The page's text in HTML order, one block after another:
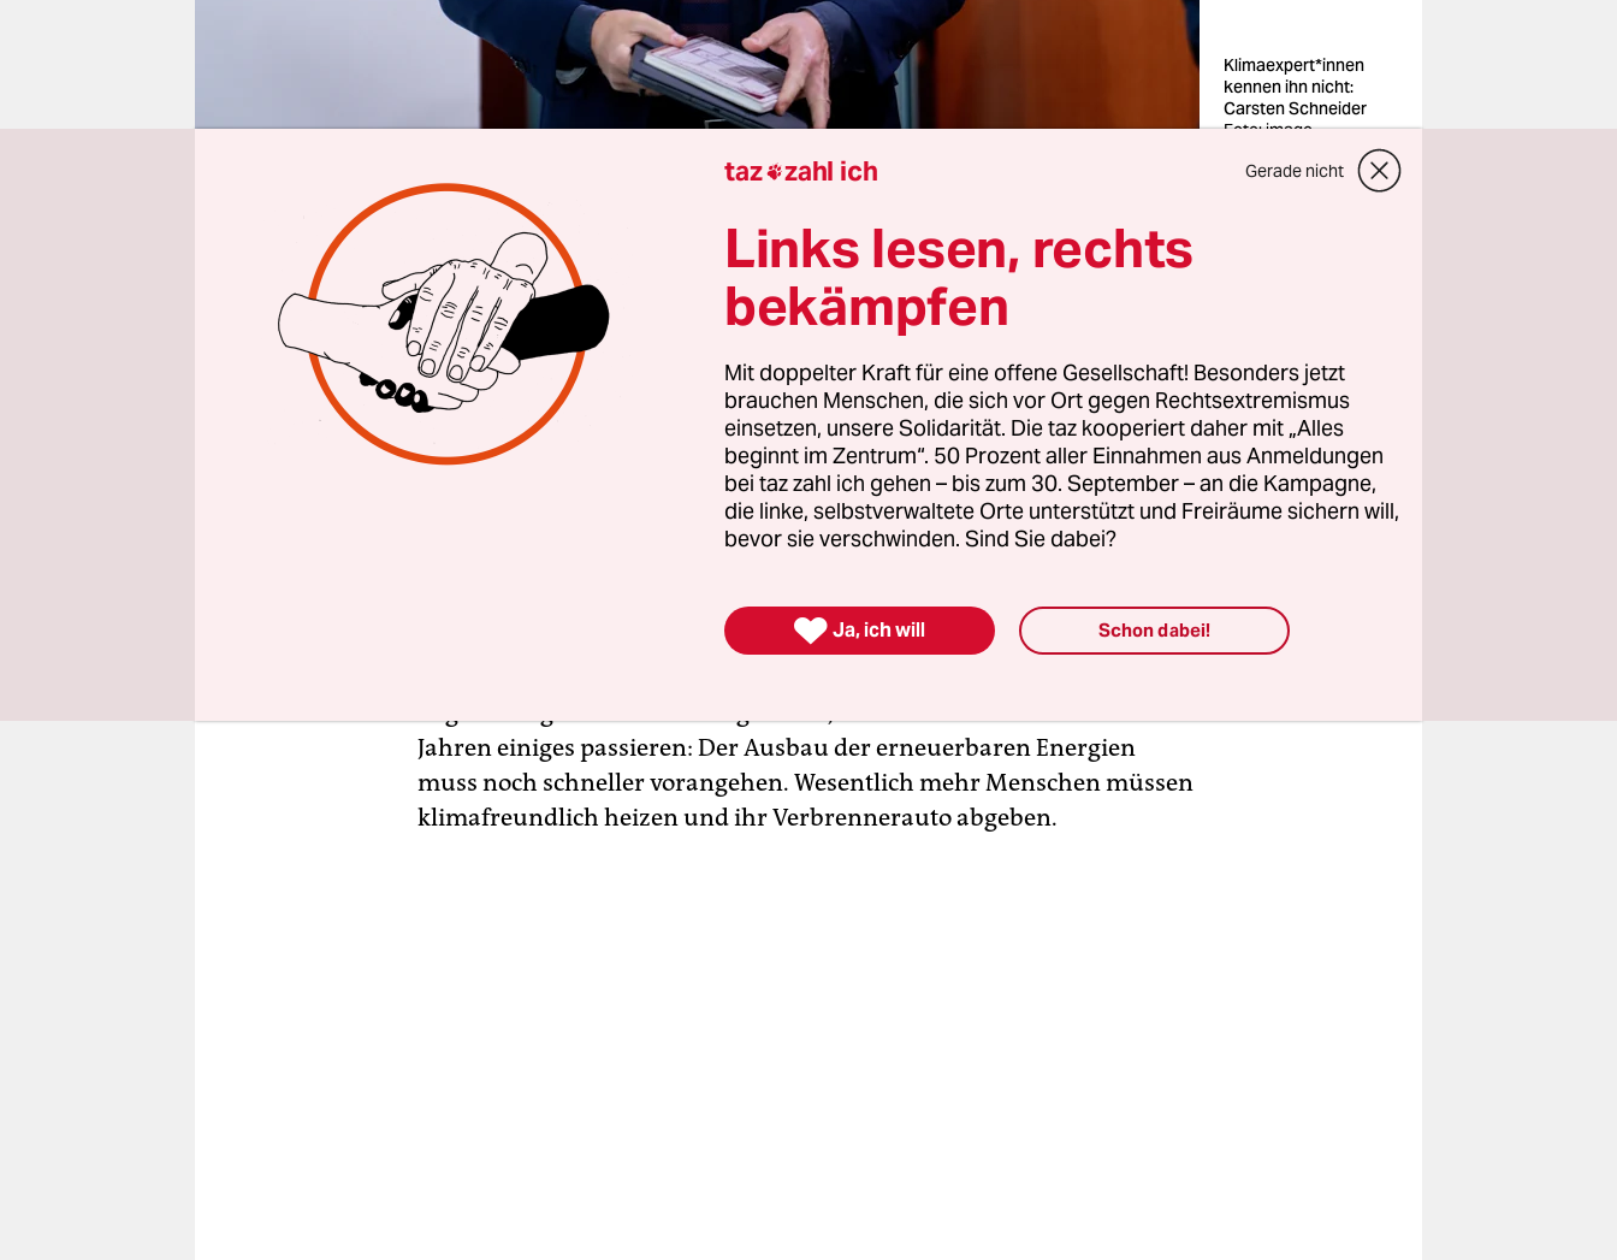
Kli­ma­ex­per­t*in­nen
kennen ihn nicht:
Carsten Schneider
Foto: imago
Aus Berlin
Es passiert nicht oft, dass von der Bundesregierung bestellte Wis­sen­
schaft­le­r*in­nen so deutliche Worte finden: Im Koalitionsvertrag,
schreibt der Expertenrat Klima über das deutsche Klimaziel, finde sich
„kein konkreter Hinweis“, wie Deutschland sein Klimaziel 2040
erreichen soll. In anderen Worten: Die CO2-Emissio­nen werden 2040
viel höher sein als gesetzlich erlaubt. Und Union und SPD haben
keinen Plan, wie sich das ändern lässt.
das heißeste jemals gemessene Jahr in Deutschland. Das
Frühjahr 2025 war so trocken wie nie seit Messbeginn, in weiten Teilen
Jahren einiges passieren: Der Ausbau der erneuerbaren Energien
muss noch schneller vorangehen. Wesentlich mehr Menschen müssen
klimafreundlich heizen und ihr Verbrennerauto abgeben.
taz zahl ich Gerade nicht
Links lesen, rechts
bekämpfen
Mit doppelter Kraft für eine offene Gesellschaft! Besonders jetzt
brauchen Menschen, die sich vor Ort gegen Rechtsextremismus
einsetzen, unsere Solidarität. Die taz kooperiert daher mit „Alles
beginnt im Zentrum“. 50 Prozent aller Einnahmen aus Anmeldungen
bei taz zahl ich gehen – bis zum 30. September – an die Kampagne,
die linke, selbstverwaltete Orte unterstützt und Freiräume sichern will,
bevor sie verschwinden. Sind Sie dabei?
 Ja, ich will Schon dabei!